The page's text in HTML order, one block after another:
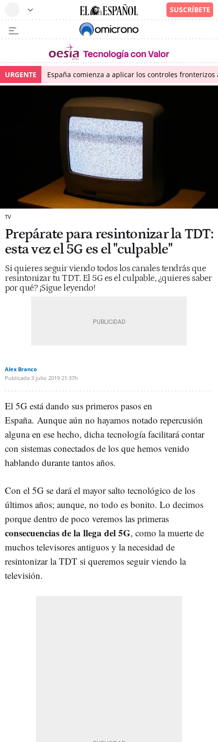
URGENTE España comienza a aplicar los controles
TV
Prepárate para resintonizar la TDT:
esta vez el 5G es el "culpable"
Si quieres seguir viendo todos los canales tendrás que
resintonizar tu TDT. El 5G es el culpable, ¿quieres saber
por qué? ¡Sigue leyendo!
Alex Branco
Publicada 3 julio 2019 21:37h
El 5G está dando sus primeros pasos en
España. Aunque aún no hayamos notado repercusión
alguna en ese hecho, dicha tecnología facilitará contar
con sistemas conectados de los que hemos venido
hablando durante tantos años.
Con el 5G se dará el mayor salto tecnológico de los
últimos años; aunque, no todo es bonito. Lo decimos
porque dentro de poco veremos las primeras
consecuencias de la llega del 5G, como la muerte de
muchos televisores antiguos y la necesidad de
resintonizar la TDT si queremos seguir viendo la
televisión.